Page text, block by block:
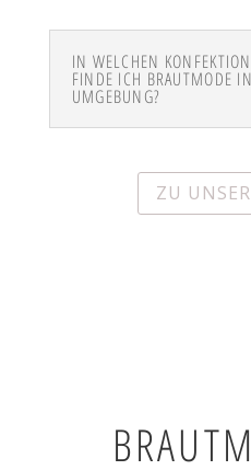
IN WELCHEN
INDE ICH BRAUTMODE IN
MGEBUNG?
ZU